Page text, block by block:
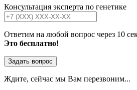
Консультация эксперта по генетике
Ответим на любой вопрос через 10
Это бесплатно!
Задать вопрос
Ждите, сейчас мы Вам перезвоним...